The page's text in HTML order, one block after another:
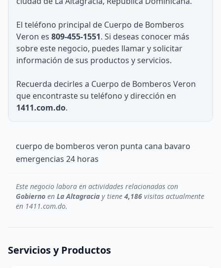
El teléfono principal de Cuerpo de Bomberos
Veron es 809-455-1551. Si deseas conocer más
sobre este negocio, puedes llamar y solicitar
información de sus productos y servicios.
Recuerda decirles a Cuerpo de Bomberos Veron
que encontraste su teléfono y dirección en
1411.com.do.
cuerpo de bomberos veron punta cana bavaro
emergencias 24 horas
Este negocio labora en actividades relacionadas con
Gobierno en La Altagracia y tiene 4,186 visitas actualmente
en 1411.com.do.
Servicios y Productos